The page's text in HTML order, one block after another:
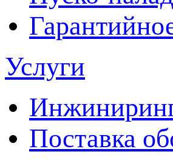
Услуги
Поставка